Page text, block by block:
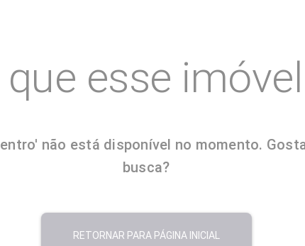
esse
não está disponível no momento.
busca?
RETORNAR PARA PÁGINA INICIAL